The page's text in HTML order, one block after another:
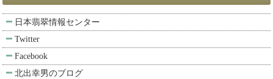
日本翡翠情報センター
Twitter
Facebook
北出幸男のブログ